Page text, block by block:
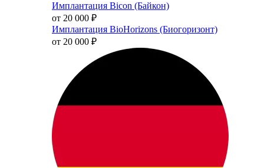
Имплантация Bicon (Байкон)
от 20 000 ₽
Имплантация BioHorizons (Биогоризонт)
от 20 000 ₽